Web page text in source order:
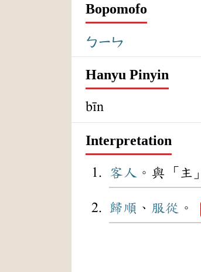
Bopomofo
ㄅㄧㄣ
Hanyu Pinyin
bīn
Interpretation
客人 。與「主」
歸順 、 服從 。